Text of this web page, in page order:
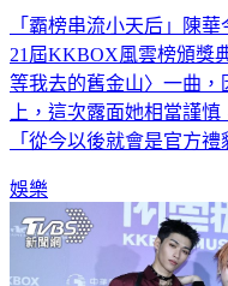
「霸榜串流小天后」陳
21屆KKBOX風雲榜頒獎
等我去的舊金山〉一曲
上，這次露面她相當謹
「從今以後就會是官方禮
娛樂